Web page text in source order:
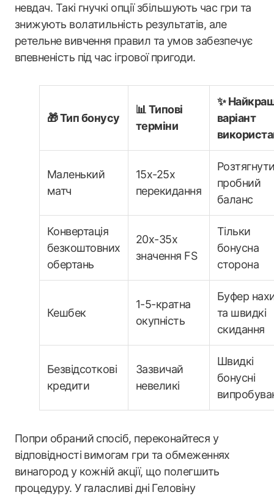
невдач. Такі гнучкі опції збільшують час гри та
знижують волатильність результатів, але
ретельне вивчення правил та умов забезпечує
впевненість під час ігрової пригоди.
🎁 Тип бонусу
📊 Типові
терміни
✨
варіант
Маленький
матч
15x-25x
перекидання
пробний
баланс
Конвертація
безкоштовних
обертань
20x-35x
значення FS
Тільки
бонусна
сторона
Кешбек
1-5-кратна
окупність
Буфер
та швидкі
скидання
Безвідсоткові
кредити
Зазвичай
невеликі
Швидкі
бонусні
Попри обраний спосіб, переконайтеся у
відповідності вимогам гри та обмеженнях
винагород у кожній акції, що полегшить
процедуру. У галасливі дні Геловіну